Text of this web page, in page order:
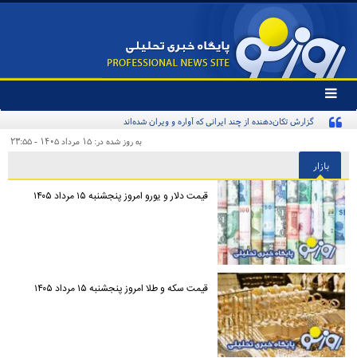
تغییر
وضعیت
منوی
ها
گزارش تکان‌دهنده از چند ایرانی که آواره و ویران شده‌اند
به روز شده در: ۱۵ مرداد ۱۴۰۵ - ۲۳:۵۵
بازار
قیمت دلار و یورو امروز پنجشنبه ۱۵ مرداد ۱۴۰۵
قیمت سکه و طلا امروز پنجشنبه ۱۵ مرداد ۱۴۰۵